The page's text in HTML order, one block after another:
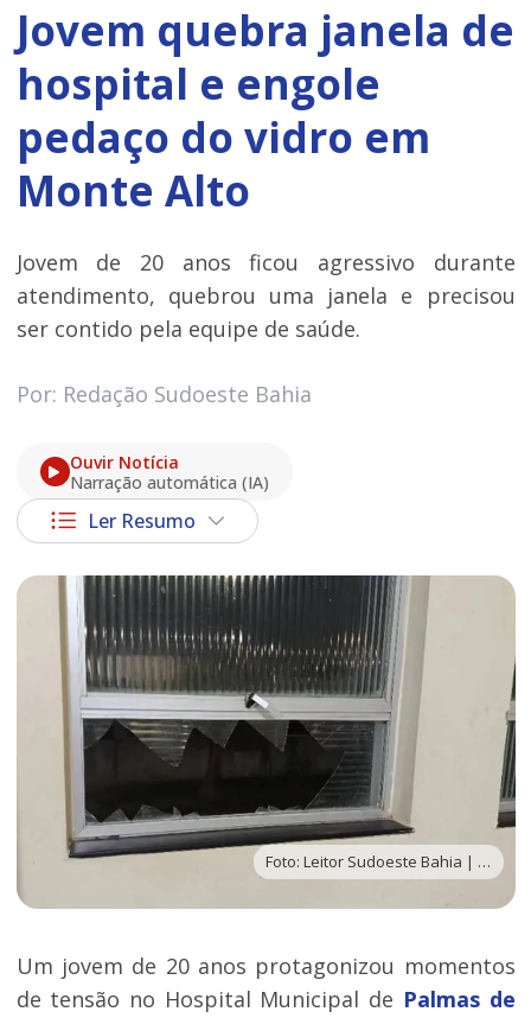
Jovem quebra janela de
hospital e engole
pedaço do vidro em
Monte Alto
Jovem de 20 anos ficou agressivo durante
atendimento, quebrou uma janela e precisou
ser contido pela equipe de saúde.
Por: Redação Sudoeste Bahia
Ouvir Notícia
Narração automática (IA)
Ler Resumo
Foto: Leitor Sudoeste Bahia | Via WhatsApp
Um jovem de 20 anos protagonizou momentos
de tensão no Hospital Municipal de Palmas de